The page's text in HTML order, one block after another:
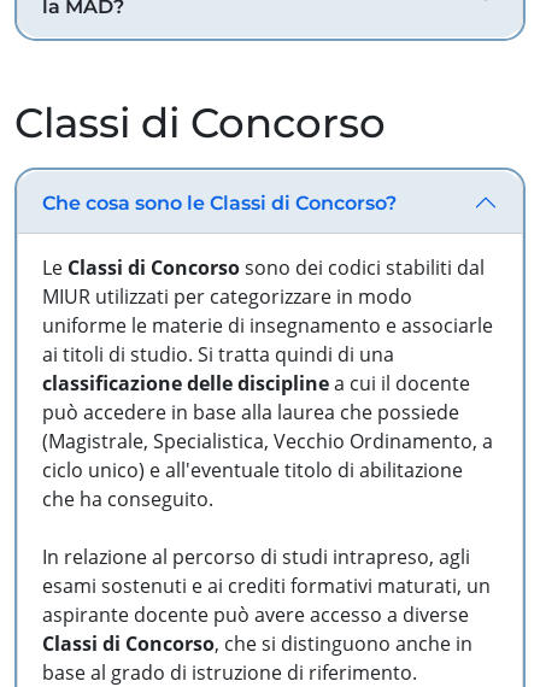
la MAD?
Classi di Concorso
Che cosa sono le Classi di Concorso?
Le Classi di Concorsosono dei codici stabiliti dal
MIUR utilizzati per categorizzare in modo
uniforme le materie di insegnamento e associarle
ai titoli di studio. Si tratta quindi di una
classificazione delle disciplinea cui il docente
può accedere in base alla laurea che possiede
(Magistrale, Specialistica, Vecchio Ordinamento, a
ciclo unico) e all'eventuale titolo di abilitazione
che ha conseguito.
In relazione al percorso di studi intrapreso, agli
esami sostenuti e ai crediti formativi maturati, un
aspirante docente può avere accesso a diverse
Classi di Concorso, che si distinguono anche in
base al grado di istruzione di riferimento.